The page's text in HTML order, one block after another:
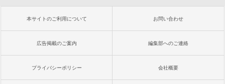
本サイトのご利用について お問い合わせ
広告掲載のご案内 編集部へのご連絡
プライバシーポリシー 会社概要